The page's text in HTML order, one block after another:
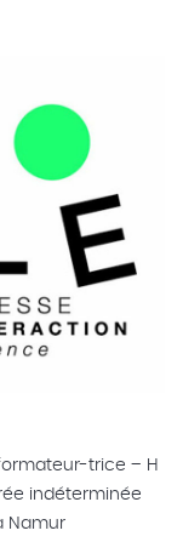
trice – H
indéterminée
Namur